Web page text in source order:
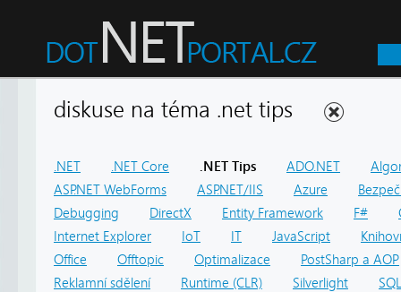
diskuse na téma .net tips
.NET .NET Core .NET Tips ADO.NET
ASP.NET WebForms
ASP.NET/IIS Azure
Debugging
DirectX Entity Framework F#
Internet Explorer
IoT IT JavaScript
Office
Offtopic Optimalizace
PostSharp a AOP
Reklamní sdělení
Runtime (CLR) Silverlight
SQL